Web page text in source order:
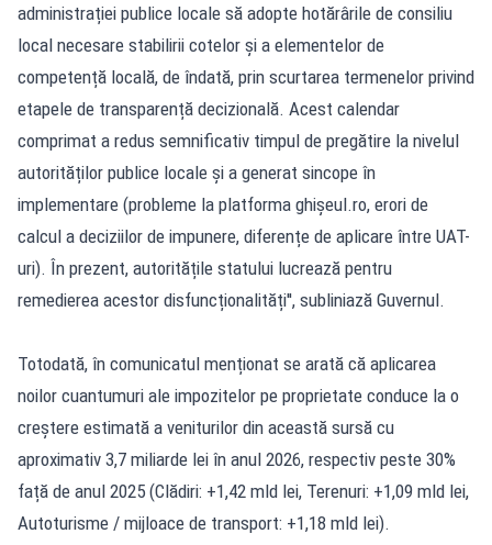
administrației publice locale să adopte hotărârile de consiliu
local necesare stabilirii cotelor și a elementelor de
competență locală, de îndată, prin scurtarea termenelor privind
etapele de transparență decizională. Acest calendar
comprimat a redus semnificativ timpul de pregătire la nivelul
autorităților publice locale și a generat sincope în
implementare (probleme la platforma ghișeul.ro, erori de
calcul a deciziilor de impunere, diferențe de aplicare între UAT-
uri). În prezent, autoritățile statului lucrează pentru
remedierea acestor disfuncționalități'', subliniază Guvernul.
Totodată, în comunicatul menționat se arată că aplicarea
noilor cuantumuri ale impozitelor pe proprietate conduce la o
creștere estimată a veniturilor din această sursă cu
aproximativ 3,7 miliarde lei în anul 2026, respectiv peste 30%
față de anul 2025 (Clădiri: +1,42 mld lei, Terenuri: +1,09 mld lei,
Autoturisme / mijloace de transport: +1,18 mld lei).